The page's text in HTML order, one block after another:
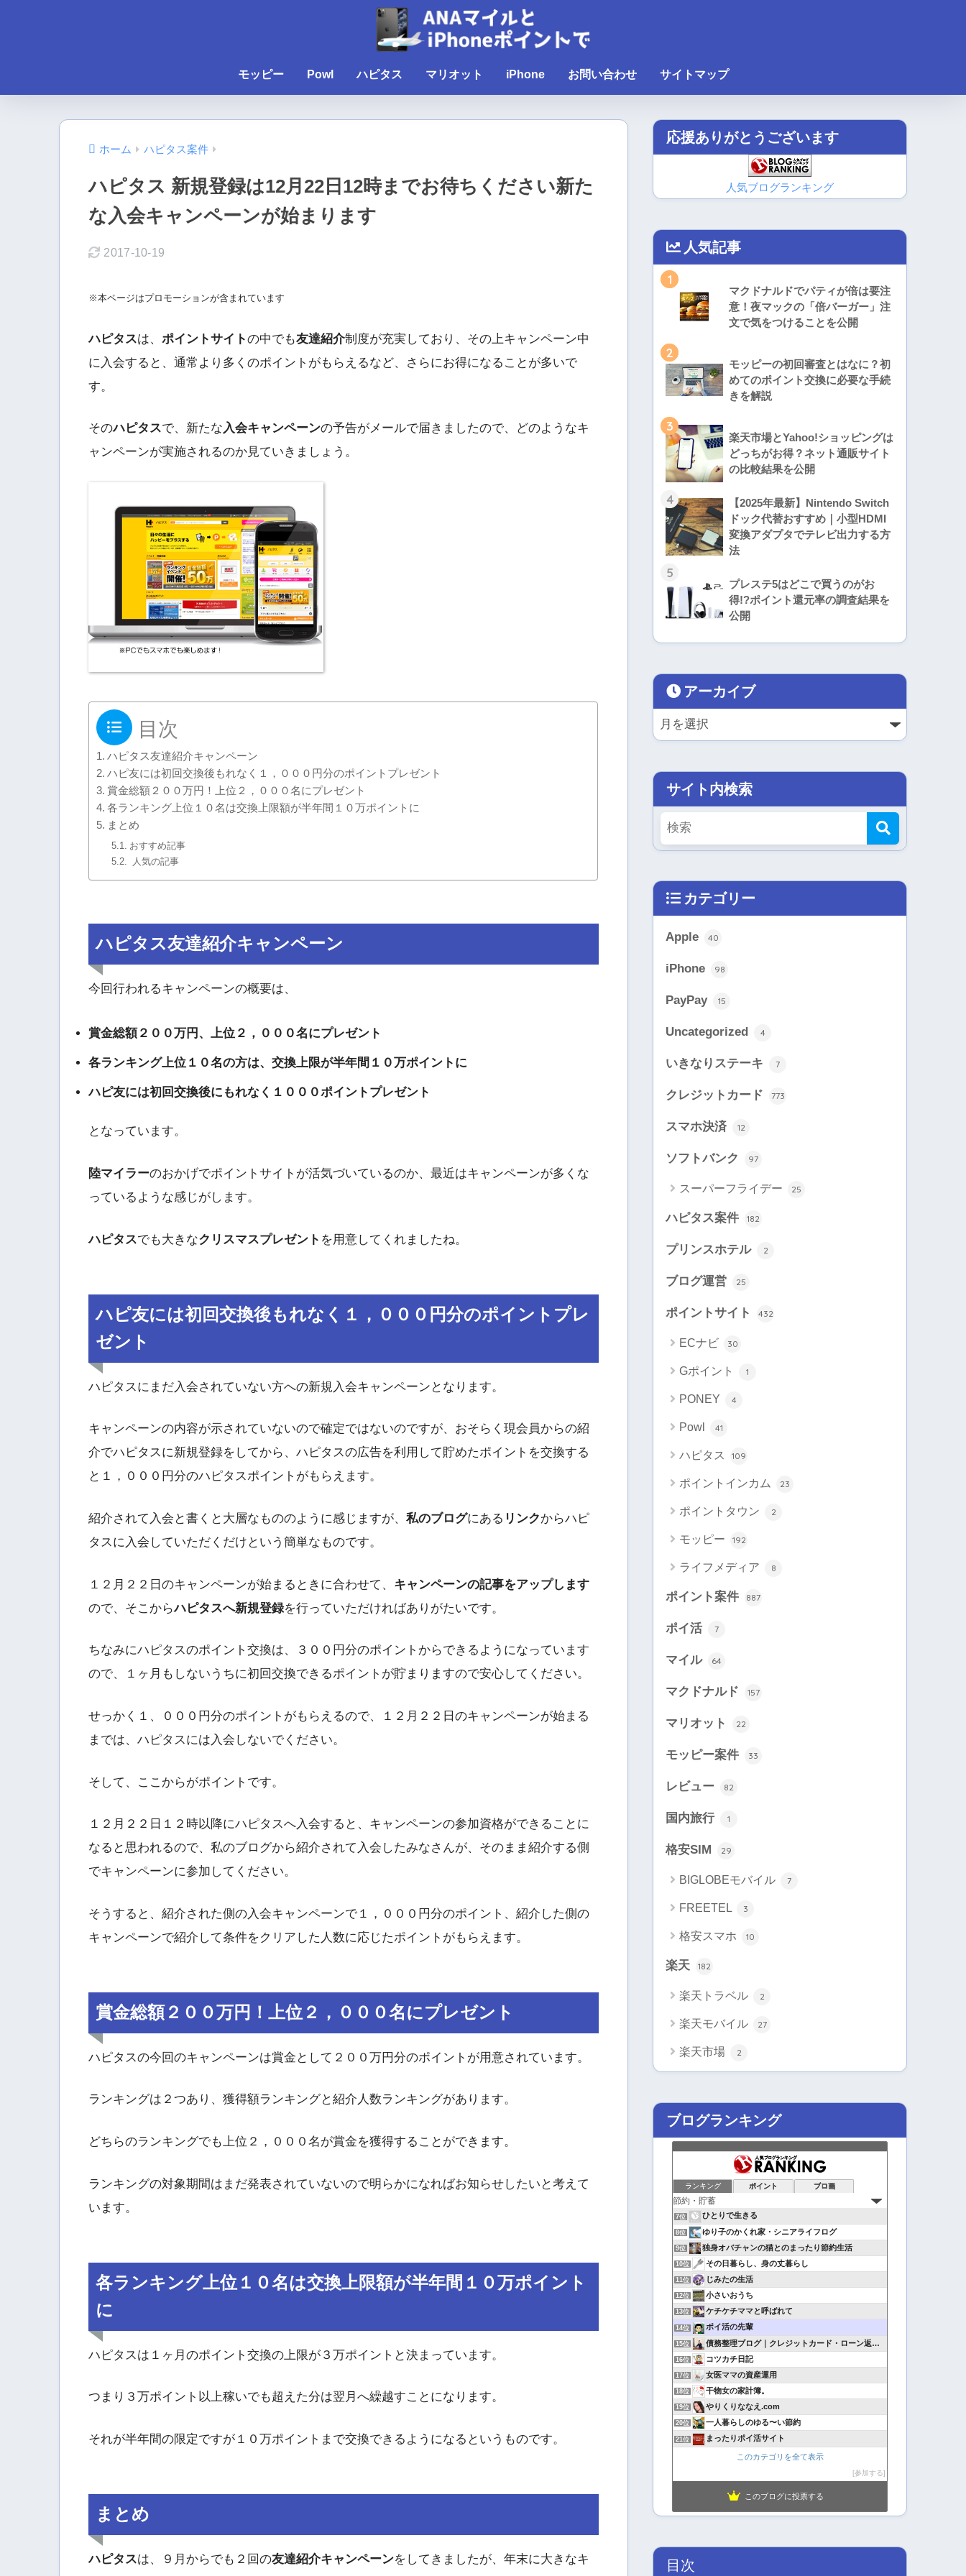
モッピー Powl ハピタス マリオット iPhone お問い合わせ サイトマップ
ホーム ハピタス案件
ハピタス 新規登録は12月22日12時までお待ちください新た
な入会キャンペーンが始まります
2017-10-19
※本ページはプロモーションが含まれています
ハピタスは、 ポイントサイトの中でも友達紹介制度が充実しており、その上キャンペーン中
に入会すると、通常より多くのポイントがもらえるなど、さらにお得になることが多いで
す。
そのハピタスで、新たな入会キャンペーンの予告がメールで届きましたので、どのようなキ
ャンペーンが実施されるのか見ていきましょう。
目次
ハピタス友達紹介キャンペーン
ハピ友には初回交換後もれなく１，０００円分のポイントプレゼント
賞金総額２００万円！上位２，０００名にプレゼント
各ランキング上位１０名は交換上限額が半年間１０万ポイントに
まとめ
おすすめ記事
人気の記事
ハピタス友達紹介キャンペーン
今回行われるキャンペーンの概要は、
賞金総額２００万円、上位２，０００名にプレゼント
各ランキング上位１０名の方は、交換上限が半年間１０万ポイントに
ハピ友には初回交換後にもれなく１０００ポイントプレゼント
となっています。
陸マイラーのおかげでポイントサイトが活気づいているのか、最近はキャンペーンが多くな
っているような感じがします。
ハピタスでも大きなクリスマスプレゼント を用意してくれましたね。
ハピ友には初回交換後もれなく１，０００円分のポイントプレ
ゼント
ハピタスにまだ入会されていない方への新規入会キャンペーンとなります。
キャンペーンの内容が示されていないので確定ではないのですが、おそらく現会員からの紹
介でハピタスに新規登録をしてから、ハピタスの広告を利用して貯めたポイントを交換する
と１，０００円分のハピタスポイントがもらえます。
紹介されて入会と書くと大層なもののように感じますが、 私のブログにある リンクからハピ
タスに入会していただくだけという簡単なものです。
１２月２２日のキャンペーンが始まるときに合わせて、 キャンペーンの記事をアップします
ので、そこからハピタスへ新規登録を行っていただければありがたいです。
ちなみにハピタスのポイント交換は、３００円分のポイントからできるようになっています
ので、１ヶ月もしないうちに初回交換できるポイントが貯まりますので安心してください。
せっかく１、０００円分のポイントがもらえるので、１２月２２日のキャンペーンが始まる
までは、ハピタスには入会しないでください。
そして、ここからがポイントです。
１２月２２日１２時以降にハピタスへ入会すると、キャンペーンの参加資格ができることに
なると思われるので、私のブログから紹介されて入会したみなさんが、そのまま紹介する側
でキャンペーンに参加してください。
そうすると、紹介された側の入会キャンペーンで１，０００円分のポイント、紹介した側の
キャンペーンで紹介して条件をクリアした人数に応じたポイントがもらえます。
賞金総額２００万円！上位２，０００名にプレゼント
ハピタスの今回のキャンペーンは賞金として２００万円分のポイントが用意されています。
ランキングは２つあり、獲得額ランキングと紹介人数ランキングがあります。
どちらのランキングでも上位２，０００名が賞金を獲得することができます。
ランキングの対象期間はまだ発表されていないので明らかになればお知らせしたいと考えて
います。
各ランキング上位１０名は交換上限額が半年間１０万ポイント
に
ハピタスは１ヶ月のポイント交換の上限が３万ポイントと決まっています。
つまり３万ポイント以上稼いでも超えた分は翌月へ繰越すことになります。
それが半年間の限定ですが１０万ポイントまで交換できるようになるというものです。
まとめ
ハピタスは、９月からでも２回の友達紹介キャンペーンをしてきましたが、年末に大きなキ
応援ありがとうございます
人気ブログランキング
人気記事
1
マクドナルドでパティが倍は要注
意！夜マックの「倍バーガー」注
文で気をつけることを公開
2
モッピーの初回審査とはなに？初
めてのポイント交換に必要な手続
きを解説
3
楽天市場とYahoo!ショッピングは
どっちがお得？ネット通販サイト
の比較結果を公開
4
【2025年最新】Nintendo Switch
ドック代替おすすめ｜小型HDMI
変換アダプタでテレビ出力する方
法
5
プレステ5はどこで買うのがお
得!?ポイント還元率の調査結果を
公開
アーカイブ
サイト内検索
カテゴリー
Apple 40
iPhone 98
PayPay 15
Uncategorized 4
いきなりステーキ 7
クレジットカード 773
スマホ決済 12
ソフトバンク 97
スーパーフライデー 25
ハピタス案件 182
プリンスホテル 2
ブログ運営 25
ポイントサイト 432
ECナビ 30
Gポイント 1
PONEY 4
Powl 41
ハピタス 109
ポイントインカム 23
ポイントタウン 2
モッピー 192
ライフメディア 8
ポイント案件 887
ポイ活 7
マイル 64
マクドナルド 157
マリオット 22
モッピー案件 33
レビュー 82
国内旅行 1
格安SIM 29
BIGLOBEモバイル 7
FREETEL 3
格安スマホ 10
楽天 182
楽天トラベル 2
楽天モバイル 27
楽天市場 2
ブログランキング
ランキング ポイント ブロ画
7位 ひとりで生きる
8位 ゆり子のかくれ家・シニアライフログ
9位 独身オバチャンの猫とのまったり節約生活
10位 その日暮らし、身の丈暮らし
11位 じみたの生活
12位 小さいおうち
13位 ケチケチママと呼ばれて
14位 ポイ活の先輩
15位 債務整理ブログ｜クレジットカード・ローン返済で悩んでいる方へ
16位 コツカチ日記
17位 女医ママの資産運用
18位 干物女の家計簿。
19位 やりくりななえ.com
20位 一人暮らしのゆる〜い節約
21位 まったりポイ活サイト
このカテゴリを全て表示
参加する
このブログに投票する
目次